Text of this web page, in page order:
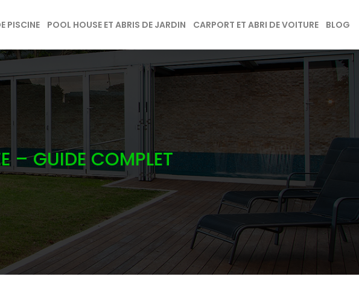
PISCINE POOL HOUSE ET ABRIS DE JARDIN CARPORT ET ABRI DE VOITURE BLOG
– GUIDE COMPLET